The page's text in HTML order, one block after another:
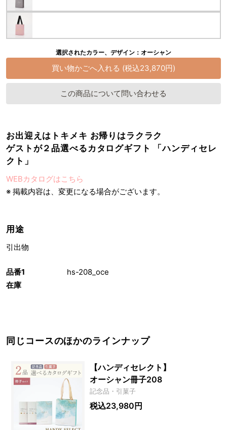
品番1
hs-208_oce
在庫
選択されたカラー、デザイン：オーシャン
この商品について問い合わせる
お出迎えはトキメキ お帰りはラクラク
ゲストが２品選べるカタログギフト 「ハンディセレ
クト」
WEBカタログはこちら
※ 掲載内容は、変更になる場合がございます。
用途
引出物
同じコースのほかのラインナップ
【ハンディセレクト】
オーシャン冊子208
記念品・引菓子
税込23,980円